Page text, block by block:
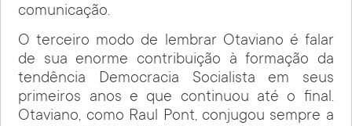
comunicação.
O terceiro modo de lembrar Otaviano é falar
de sua enorme contribuição à formação da
tendência Democracia Socialista em seus
primeiros anos e que continuou até o final.
Otaviano, como Raul Pont, conjugou sempre a